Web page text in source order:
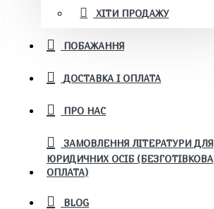
ХІТИ ПРОДАЖУ
ПОБАЖАННЯ
ДОСТАВКА І ОПЛАТА
ПРО НАС
ЗАМОВЛЕННЯ ЛІТЕРАТУРИ ДЛЯ
ЮРИДИЧНИХ ОСІБ (БЕЗГОТІВКОВА
ОПЛАТА)
BLOG